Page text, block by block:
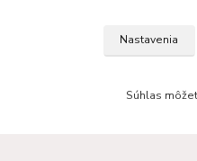
Nastavenia
Súhlas